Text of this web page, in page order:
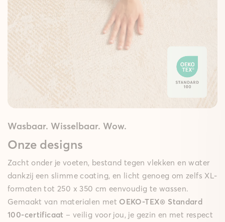
Wasbaar. Wisselbaar. Wow.
Onze designs
Zacht onder je voeten, bestand tegen vlekken en water
dankzij een slimme coating, en licht genoeg om zelfs XL-
formaten tot 250 x 350 cm eenvoudig te wassen.
Gemaakt van materialen met OEKO-TEX® Standard
100-certificaat – veilig voor jou, je gezin en met respect